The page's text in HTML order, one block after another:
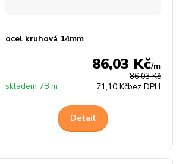
ocel kruhová 14mm
86,03 Kč
86,03 Kč/m
71,10 Kčbez DPH
skladem 78 m
Detail